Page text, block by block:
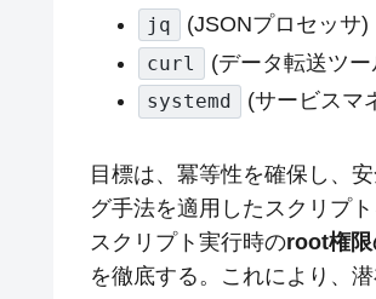
jq (JSONプロセッサ)
curl (データ転送ツー
systemd (サービスマ
目標は、冪等性を確保し、
グ手法を適用したスクリプト
スクリプト実行時のroot権限
を徹底する。これにより、